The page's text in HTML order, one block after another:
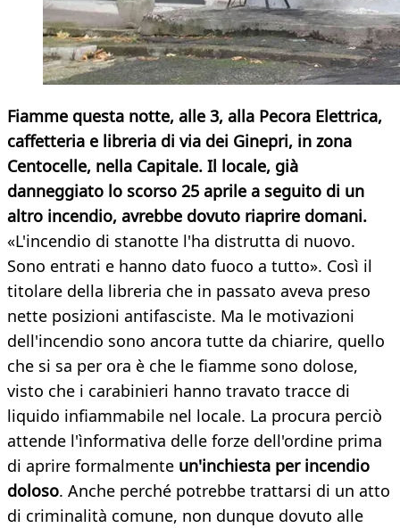
Fiamme questa notte, alle 3, alla Pecora Elettrica,
caffetteria e libreria di via dei Ginepri, in zona
Centocelle, nella Capitale. Il locale, già
danneggiato lo scorso 25 aprile a seguito di un
altro incendio, avrebbe dovuto riaprire domani.
«L'incendio di stanotte l'ha distrutta di nuovo.
Sono entrati e hanno dato fuoco a tutto». Così il
titolare della libreria che in passato aveva preso
nette posizioni antifasciste. Ma le motivazioni
dell'incendio sono ancora tutte da chiarire, quello
che si sa per ora è che le fiamme sono dolose,
visto che i carabinieri hanno travato tracce di
liquido infiammabile nel locale. La procura perciò
attende l'ìnformativa delle forze dell'ordine prima
di aprire formalmente un'inchiesta per incendio
doloso. Anche perché potrebbe trattarsi di un atto
di criminalità comune, non dunque dovuto alle